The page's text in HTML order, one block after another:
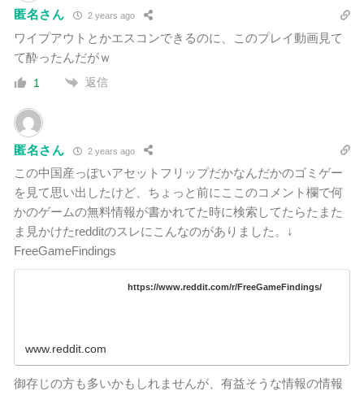
匿名さん 2 years ago
ワイプアウトとかエスコンできるのに、このプレイ動画見て
て酔ったんだがｗ
1 返信
匿名さん 2 years ago
この中国産っぽいアセットフリップだかなんだかのゴミゲー
を見て思い出したけど、ちょっと前にここのコメント欄で何
かのゲームの無料情報が書かれてた時に検索してたらたまた
ま見かけたredditのスレにこんなのがありました。↓
FreeGameFindings
https://www.reddit.com/r/FreeGameFindings/
www.reddit.com
御存じの方も多いかもしれませんが、有益そうな情報の情報